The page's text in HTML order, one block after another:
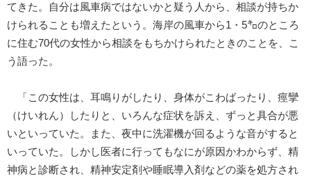
てきた。自分は風車病ではないかと疑う人から、相談が持ちか
けられることも増えたという。海岸の風車から1・5㌔のところ
に住む70代の女性から相談をもちかけられたときのことを、こ
う語った。
「この女性は、耳鳴りがしたり、身体がこわばったり、痙攣
（けいれん）したりと、いろんな症状を訴え、ずっと具合が悪
いといっていた。また、夜中に洗濯機が回るような音がすると
いっていた。しかし医者に行ってもなにが原因かわからず、精
神病と診断され、精神安定剤や睡眠導入剤などの薬を処方され